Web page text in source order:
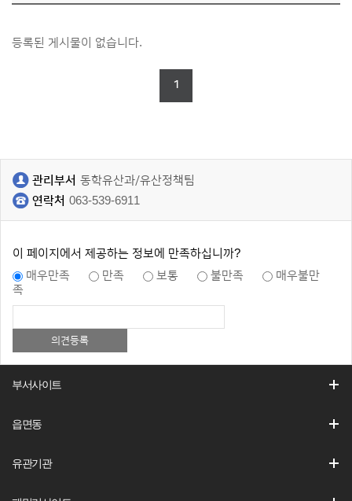
등록된 게시물이 없습니다.
1
관리부서 동학유산과/유산정책팀
연락처 063-539-6911
이 페이지에서 제공하는 정보에 만족하십니까?
매우만족
만족 보통 불만족
매우불만
족
부서사이트
읍면동
유관기관